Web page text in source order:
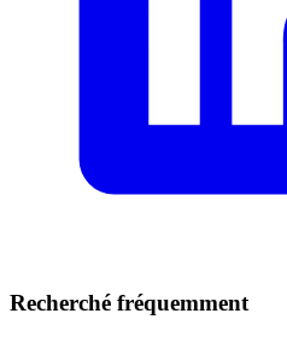
Recherché fréquemment